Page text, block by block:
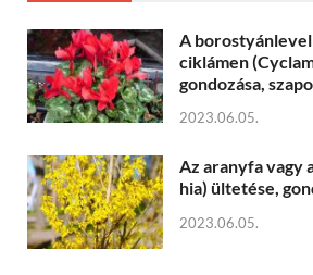
A
ciklámen
gondozása,
2023.06.05.
Az aranyfa vagy
hia) ültetése,
2023.06.05.